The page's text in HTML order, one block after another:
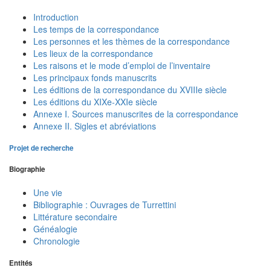
Introduction
Les temps de la correspondance
Les personnes et les thèmes de la correspondance
Les lieux de la correspondance
Les raisons et le mode d’emploi de l’inventaire
Les principaux fonds manuscrits
Les éditions de la correspondance du XVIIIe siècle
Les éditions du XIXe-XXIe siècle
Annexe I. Sources manuscrites de la correspondance
Annexe II. Sigles et abréviations
Projet de recherche
Biographie
Une vie
Bibliographie : Ouvrages de Turrettini
Littérature secondaire
Généalogie
Chronologie
Entités